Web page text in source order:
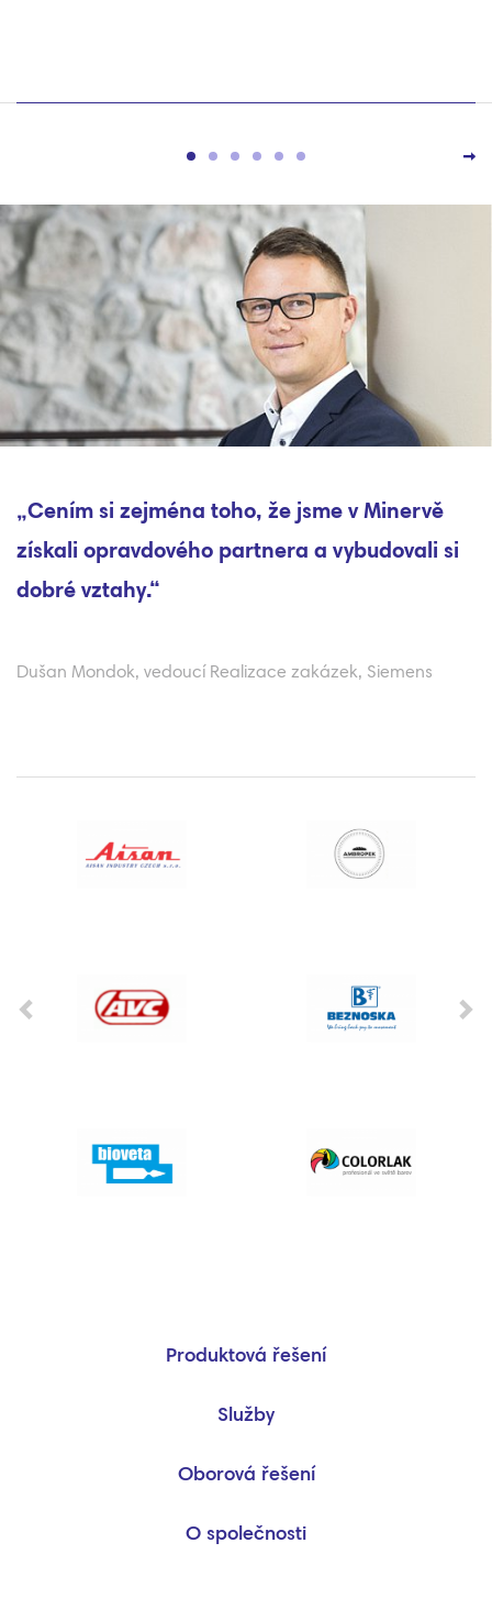
„Cením si zejména toho, že jsme v Minervě
získali opravdového partnera a vybudovali si
dobré vztahy.“
Dušan Mondok, vedoucí Realizace zakázek, Siemens
Produktová řešení
Služby
Oborová řešení
O společnosti